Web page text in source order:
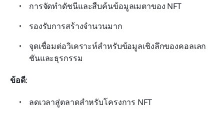
การจัดทำดัชนีและสืบค้นข้อมูลเมตาของ NFT
รองรับการสร้างจำนวนมาก
จุดเชื่อมต่อวิเคราะห์สำหรับข้อมูลเชิงลึกของคอลเลก
ชันและธุรกรรม
ข้อดี:
ลดเวลาสู่ตลาดสำหรับโครงการ NFT